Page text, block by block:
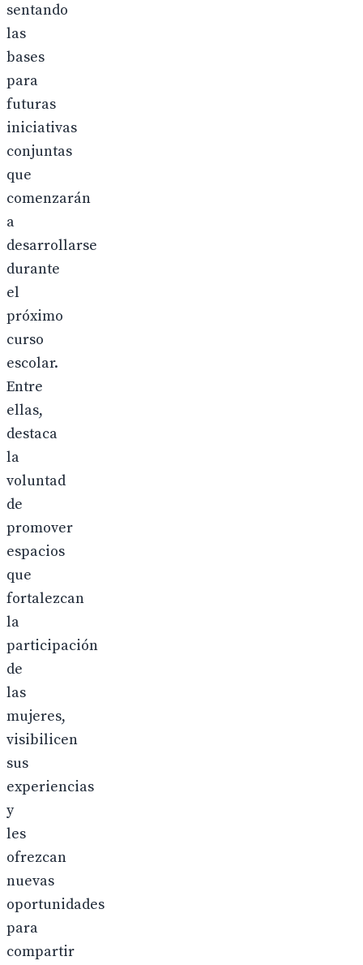
sentando
las
bases
para
futuras
iniciativas
conjuntas
que
comenzarán
a
desarrollarse
durante
el
próximo
curso
escolar.
Entre
ellas,
destaca
la
voluntad
de
promover
espacios
que
fortalezcan
la
participación
de
las
mujeres,
visibilicen
sus
experiencias
y
les
ofrezcan
nuevas
oportunidades
para
compartir